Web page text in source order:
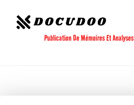
contenu
Publication De Mémoires Et Analyses